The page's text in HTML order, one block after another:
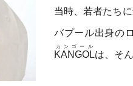
当時、若者たち
バプール出身の
KANGOL
カンゴール
は、そ